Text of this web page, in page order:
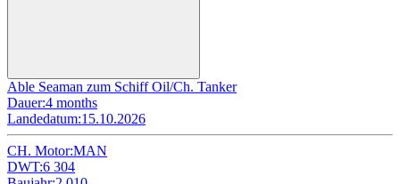
Able Seaman zum Schiff Oil/Ch. Tanker
Dauer:4 months
Landedatum:15.10.2026
CH. Motor:MAN
DWT:6 304